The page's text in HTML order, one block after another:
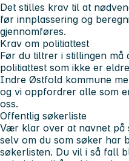
Det stilles krav til at
før innplassering og
gjennomføres.
Krav om politiattest
Før du tiltrer i stillingen må
politiattest som ikke er
Indre Østfold kommune
og vi oppfordrer alle som
oss.
Offentlig søkerliste
Vær klar over at navnet på
selv om du som søker har
søkerlisten. Du vil i så fall